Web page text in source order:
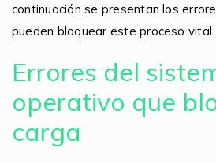
continuación se presentan los
pueden bloquear este proceso vital.
Errores del
operativo que
carga